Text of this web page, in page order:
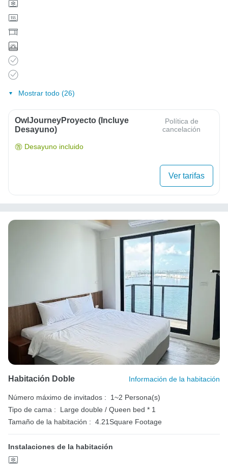
Mostrar todo (26)
OwlJourneyProyecto (Incluye
Desayuno)
Política de
cancelación
Desayuno incluido
Ver tarifas
Habitación Doble Información de la habitación
Número máximo de invitados :
1~2 Persona(s)
Tipo de cama :
Large double / Queen bed * 1
Tamaño de la habitación : 4.21Square Footage
Instalaciones de la habitación